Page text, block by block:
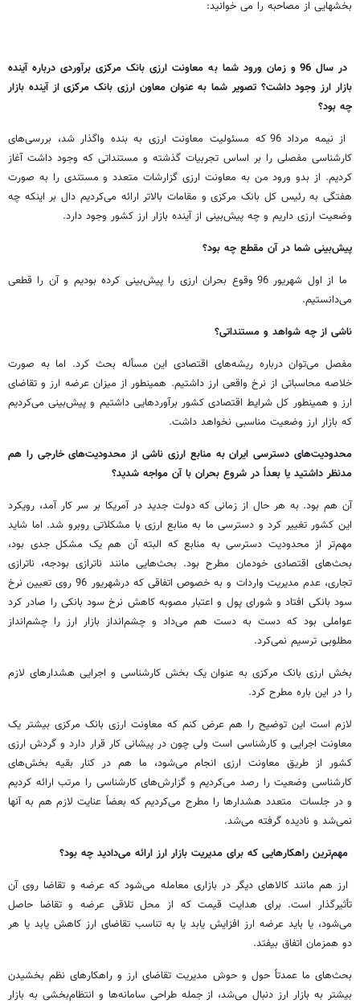
بخشهایی از مصاحبه را می خوانید:
در سال 96 و زمان ورود شما به معاونت ارزی بانک مرکزی برآوردی درباره آینده
بازار ارز وجود داشت؟ تصویر شما به عنوان معاون ارزی بانک مرکزی از آینده بازار
چه بود؟
از نیمه مرداد 96 که مسئولیت معاونت ارزی به بنده واگذار شد، بررسی‌های
کارشناسی مفصلی را بر اساس تجربیات گذشته و مستنداتی که وجود داشت آغاز
کردیم. از بدو ورود من به معاونت ارزی گزارشات متعدد و مستندی را به صورت
هفتگی به رئیس کل بانک مرکزی و مقامات بالاتر ارائه می‌کردیم دال بر اینکه چه
وضعیت ارزی داریم و چه پیش‌بینی از آینده بازار ارز کشور وجود دارد.
پیش‌بینی شما در آن مقطع چه بود؟
ما از اول شهریور 96 وقوع بحران ارزی را پیش‌بینی کرده بودیم و آن را قطعی
می‌دانستیم.
ناشی از چه شواهد و مستنداتی؟
مفصل می‌توان درباره ریشه‌های اقتصادی این مسأله بحث کرد. اما به صورت
خلاصه محاسباتی از نرخ واقعی ارز داشتیم. همینطور از میزان عرضه ارز و تقاضای
ارز و همینطور کل شرایط اقتصادی کشور برآوردهایی داشتیم و پیش‌بینی می‌کردیم
که بازار ارز وضعیت مناسبی نخواهد داشت.
محدودیت‌های دسترسی ایران به منابع ارزی ناشی از محدودیت‌های خارجی را هم
مدنظر داشتید یا بعداً در شروع بحران با آن مواجه شدید؟
آن هم بود. به هر حال از زمانی که دولت جدید در آمریکا بر سر کار آمد، رویکرد
این کشور تغییر کرد و دسترسی ما به منابع ارزی با مشکلاتی روبرو شد. اما شاید
مهم‌تر از محدودیت دسترسی به منابع که البته آن هم یک مشکل جدی بود،
بحث‌های اقتصادی خودمان مطرح بود. بحث‌هایی مانند ناترازی بودجه، ناترازی
تجاری، عدم مدیریت واردات و به خصوص اتفاقی که درشهریور 96 روی تعیین نرخ
سود بانکی افتاد و شورای پول و اعتبار مصوبه کاهش نرخ سود بانکی را صادر کرد
عواملی بود که دست به دست هم می‌داد و چشم‌انداز بازار ارز را چشم‌انداز
مطلوبی ترسیم نمی‌کرد.
بخش ارزی بانک مرکزی به عنوان یک بخش کارشناسی و اجرایی هشدارهای لازم
را در این باره مطرح کرد.
لازم است این توضیح را هم عرض کنم که معاونت ارزی بانک مرکزی بیشتر یک
معاونت اجرایی و کارشناسی است ولی چون در پیشانی کار قرار دارد و گردش ارزی
کشور از طریق معاونت ارزی انجام می‌شود، ما هم در کنار بقیه بخش‌های
کارشناسی وضعیت را رصد می‌کردیم و گزارش‌های کارشناسی را مرتب ارائه کردیم
و در جلسات متعدد هشدارها را مطرح می‌کردیم که بعضاً عنایت لازم هم به آنها
نمی‌شد و نادیده گرفته می‌شد.
مهم‌ترین راهکارهایی که برای مدیریت بازار ارز ارائه می‌دادید چه بود؟
ارز هم مانند کالاهای دیگر در بازاری معامله می‌شود که عرضه و تقاضا روی آن
تأثیرگذار است. برای هدایت قیمت که از محل تلاقی عرضه و تقاضا حاصل
می‌شود، یا باید عرضه ارز افزایش یابد یا به تناسب تقاضای ارز کاهش یابد یا هر
دو همزمان اتفاق بیفتد.
بحث‌های ما عمدتاً حول و حوش مدیریت تقاضای ارز و راهکارهای نظم بخشیدن
بیشتر به بازار ارز دنبال می‌شد، از جمله طراحی سامانه‌ها و انتظام‌بخشی به بازار